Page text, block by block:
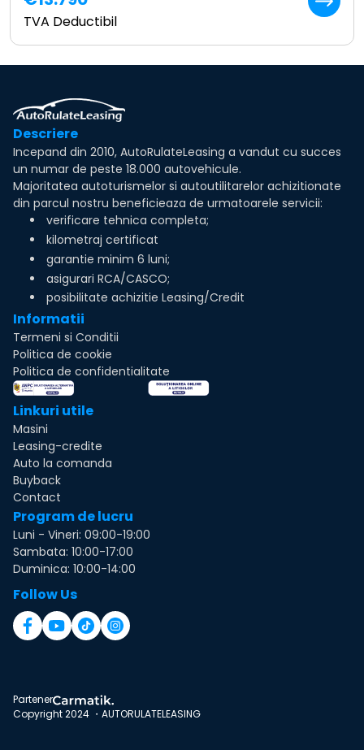
TVA Deductibil
Descriere
Incepand din 2010, AutoRulateLeasing a vandut cu succes
un numar de peste 18.000 autovehicule.
Majoritatea autoturismelor si autoutilitarelor achizitionate
din parcul nostru beneficieaza de urmatoarele servicii:
verificare tehnica completa;
kilometraj certificat
garantie minim 6 luni;
asigurari RCA/CASCO;
posibilitate achizitie Leasing/Credit
Informatii
Termeni si Conditii
Politica de cookie
Politica de confidentialitate
Linkuri utile
Masini
Leasing-credite
Auto la comanda
Buyback
Contact
Program de lucru
Luni - Vineri: 09:00-19:00
Sambata: 10:00-17:00
Duminica: 10:00-14:00
Follow Us
Partener
Copyright 2024 ・AUTORULATELEASING